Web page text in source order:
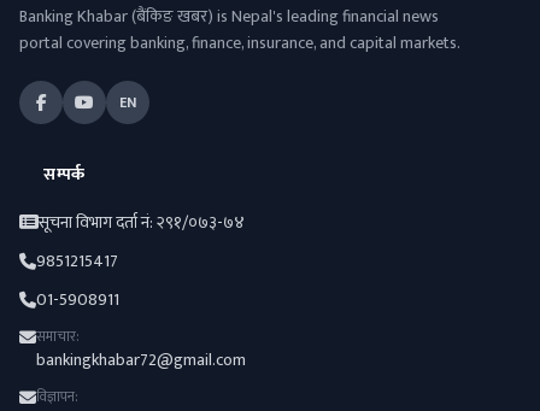
Banking Khabar (बैंकिङ खबर) is Nepal's leading financial news
portal covering banking, finance, insurance, and capital markets.
EN
सम्पर्क
सूचना विभाग दर्ता नं: २९१/०७३-७४
9851215417
01-5908911
समाचार:
bankingkhabar72@gmail.com
विज्ञापन: